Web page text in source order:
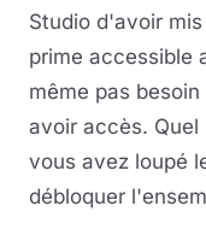
Studio d'avoir
prime accessible
même pas
avoir accès. Quel
vous avez loupé
débloquer